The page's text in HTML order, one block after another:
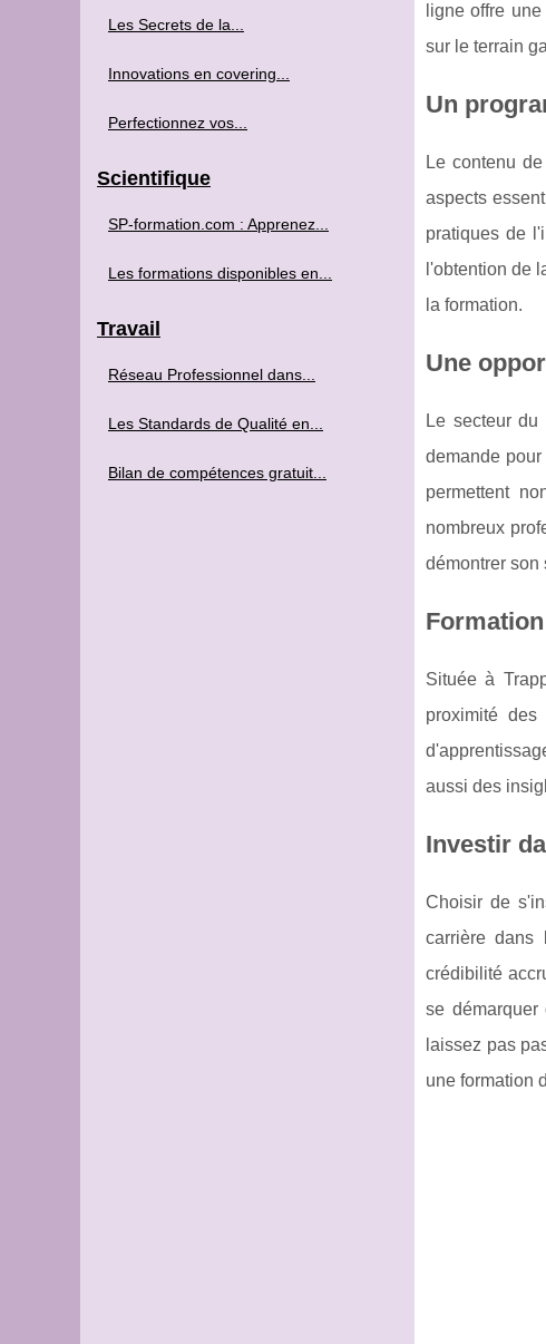
ligne offre
sur le terrain
Un
Le contenu de
aspects
pratiques de
l'obtention de
la formation.
Une
Le secteur
demande
permettent
nombreux
démontrer son
Située à
proximité
aussi des
Investir
Choisir de
carrière dans
crédibilité
se
laissez pas
une formation
Les Secrets de la...
Innovations en covering...
Perfectionnez vos...
Scientifique
SP-formation.com : Apprenez...
Les formations disponibles en...
Travail
Réseau Professionnel dans...
Les Standards de Qualité en...
Bilan de compétences gratuit...